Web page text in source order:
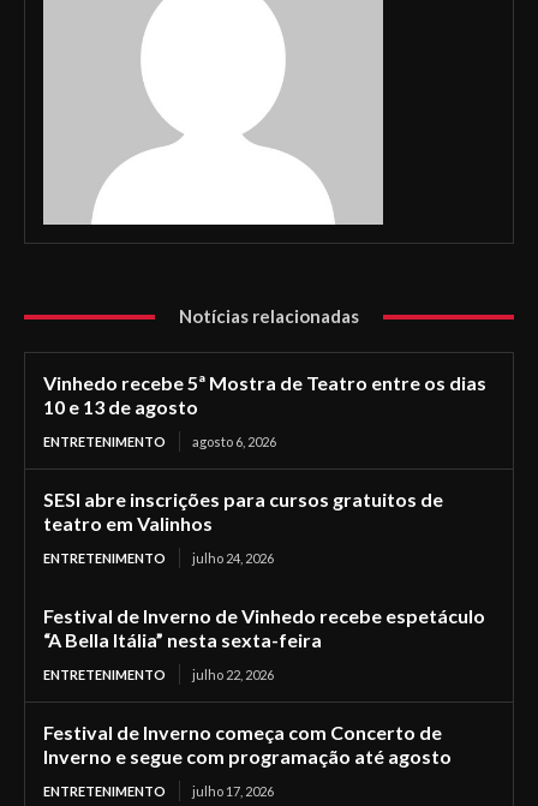
Notícias relacionadas
Vinhedo recebe 5ª Mostra de Teatro entre os dias
10 e 13 de agosto
ENTRETENIMENTO agosto 6, 2026
SESI abre inscrições para cursos gratuitos de
teatro em Valinhos
ENTRETENIMENTO julho 24, 2026
Festival de Inverno de Vinhedo recebe espetáculo
“A Bella Itália” nesta sexta-feira
ENTRETENIMENTO julho 22, 2026
Festival de Inverno começa com Concerto de
Inverno e segue com programação até agosto
ENTRETENIMENTO julho 17, 2026